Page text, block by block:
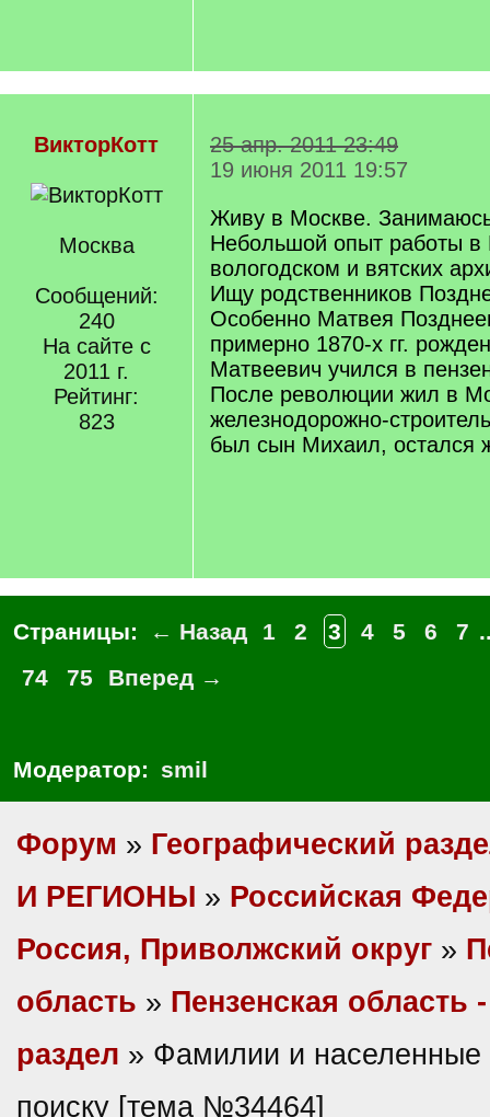
ВикторКотт
Москва
Сообщений:
240
На сайте с
2011 г.
Рейтинг:
823
25 апр. 2011 23:49
19 июня 2011 19:57
Живу в Москве.
Небольшой опыт работы
вологодском и вятских
Ищу родственников
Особенно Матвея
примерно 1870-х гг.
Матвеевич учился в
После революции жил в
железнодорожно-
был сын Михаил, остался
Страницы: ← Назад 1 2 3 4 5 6 7
74
75 Вперед →
Модератор: smil
Форум » Географический
И РЕГИОНЫ » Российская
Россия, Приволжский округ »
область » Пензенская область
раздел » Фамилии и населенные
поиску [тема №34464]